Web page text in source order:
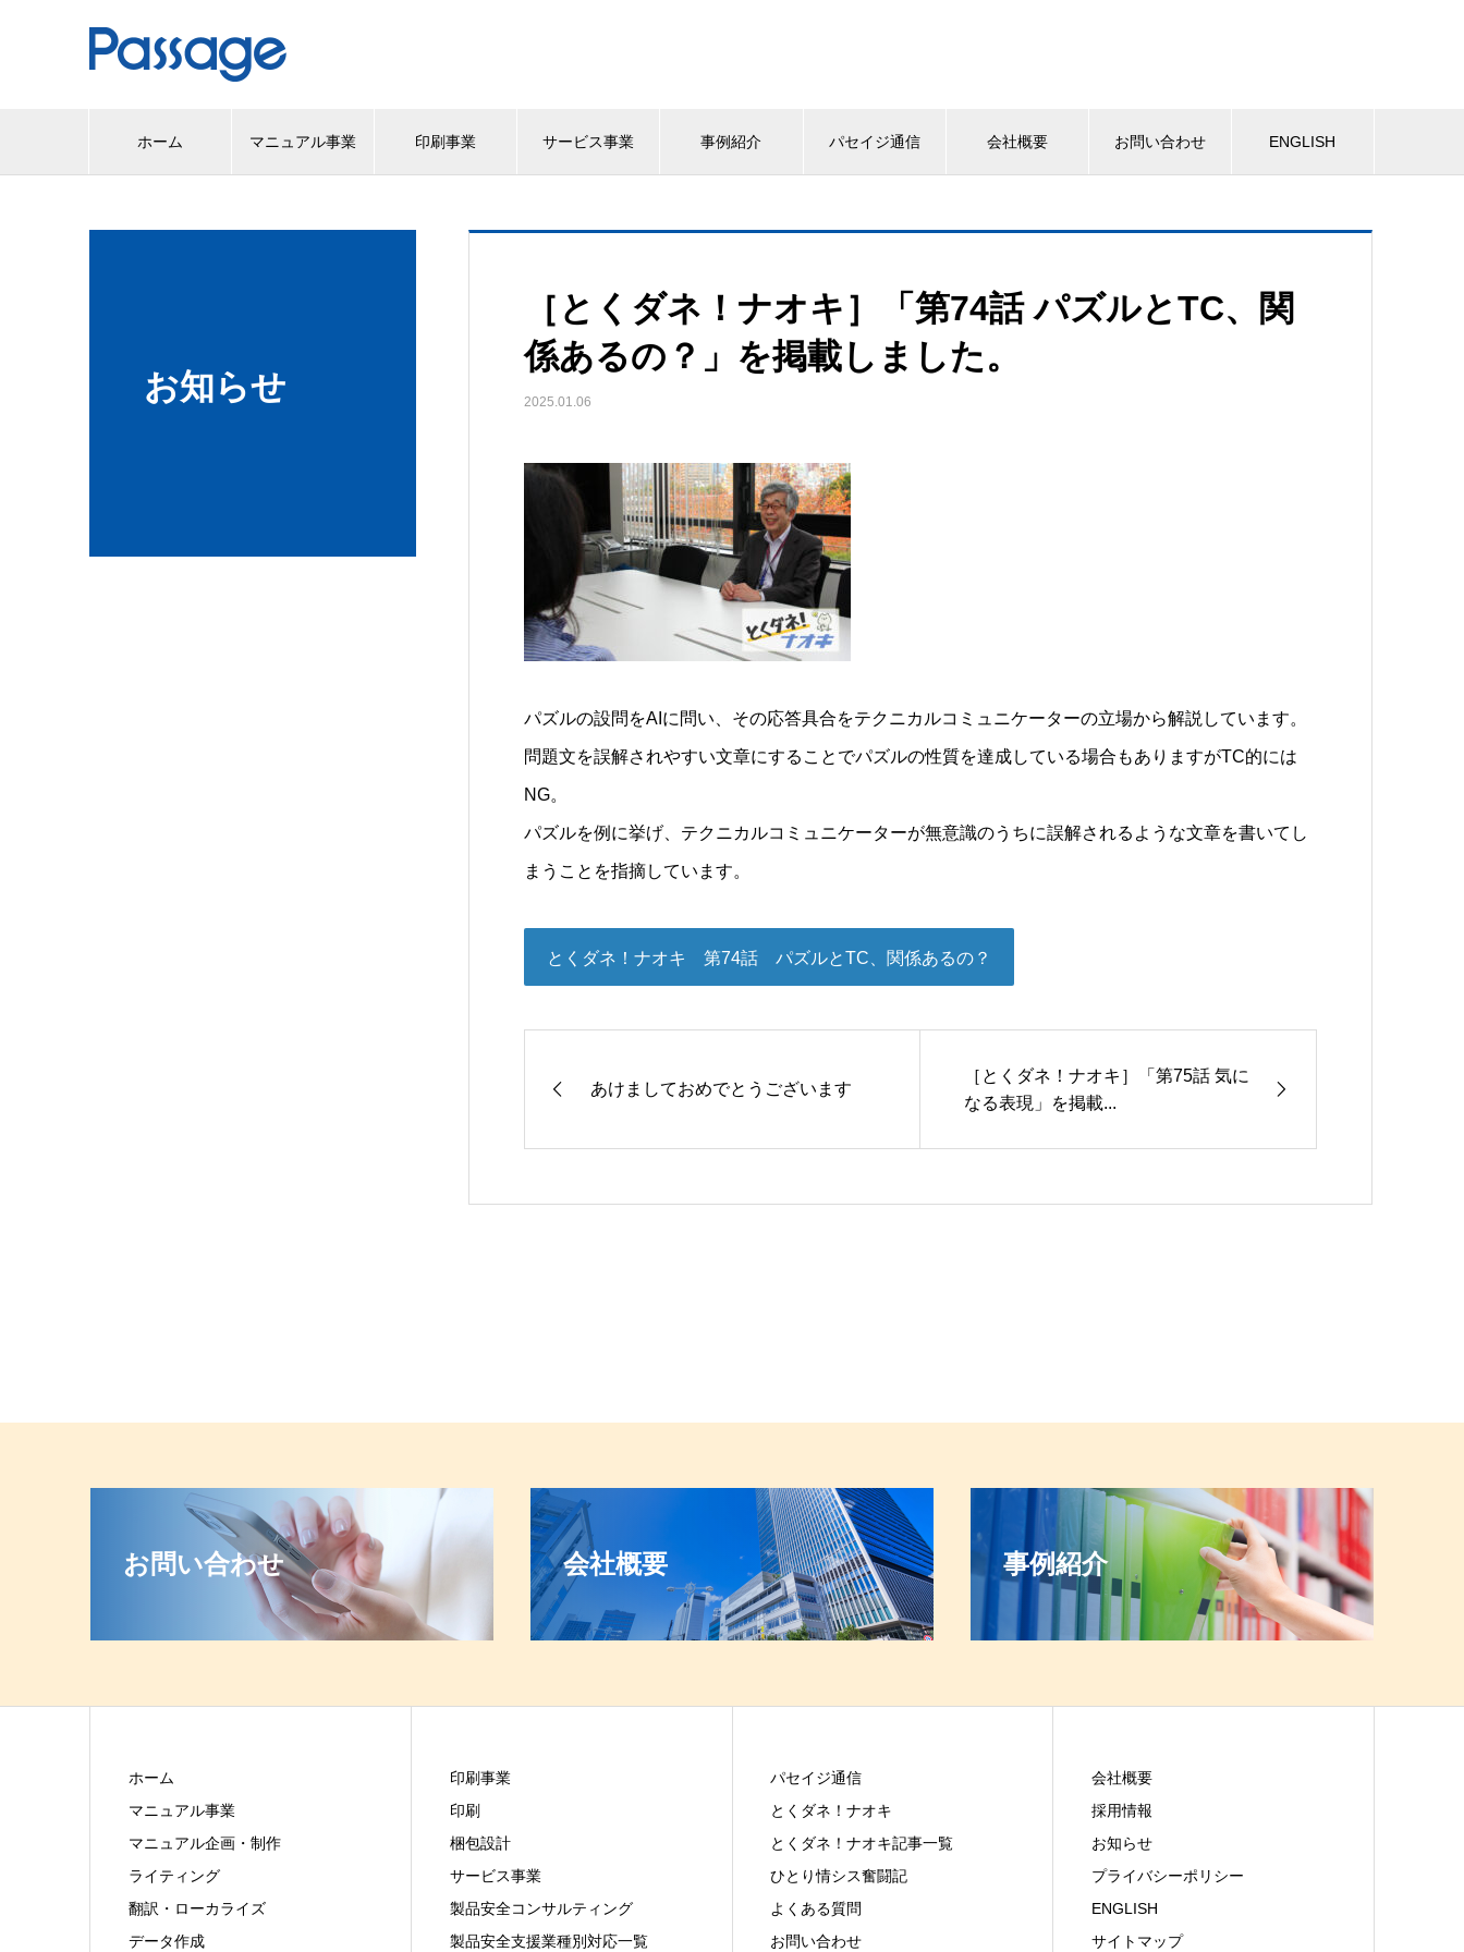
ホーム マニュアル事業 印刷事業 サービス事業 事例紹介 パセイジ通信 会社概要 お問い合わせ ENGLISH
お知らせ
［とくダネ！ナオキ］「第74話 パズルとTC、関
係あるの？」を掲載しました。
2025.01.06
パズルの設問をAIに問い、その応答具合をテクニカルコミュニケーターの立場から解説しています。
問題文を誤解されやすい文章にすることでパズルの性質を達成している場合もありますがTC的には
NG。
パズルを例に挙げ、テクニカルコミュニケーターが無意識のうちに誤解されるような文章を書いてし
まうことを指摘しています。
とくダネ！ナオキ 第74話 パズルとTC、関係あるの？
あけましておめでとうございます
［とくダネ！ナオキ］「第75話 気に
なる表現」を掲載...
お問い合わせ 会社概要 事例紹介
ホーム
マニュアル事業
マニュアル企画・制作
ライティング
翻訳・ローカライズ
データ作成
印刷事業
印刷
梱包設計
サービス事業
製品安全コンサルティング
製品安全支援業種別対応一覧
パセイジ通信
とくダネ！ナオキ
とくダネ！ナオキ記事一覧
ひとり情シス奮闘記
よくある質問
お問い合わせ
会社概要
採用情報
お知らせ
プライバシーポリシー
ENGLISH
サイトマップ